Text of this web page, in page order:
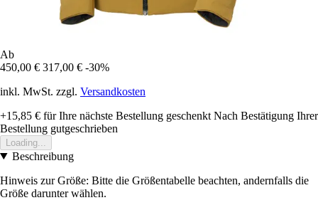
Ab
450,00 € 317,00 € -30%
inkl. MwSt. zzgl. Versandkosten
+15,85 € für Ihre nächste Bestellung geschenkt Nach Bestätigung Ihrer
Bestellung gutgeschrieben
Loading...
Beschreibung
Hinweis zur Größe: Bitte die Größentabelle beachten, andernfalls die
Größe darunter wählen.